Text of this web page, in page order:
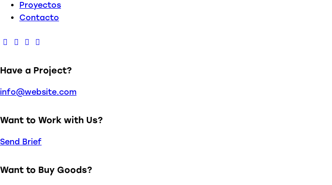
Proyectos
Contacto
Have a Project?
info@website.com
Want to Work with Us?
Send Brief
Want to Buy Goods?